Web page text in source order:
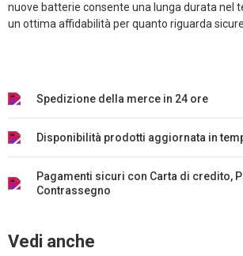
nuove batterie consente una lunga durata nel
un ottima affidabilità per quanto riguarda
Spedizione della merce in 24 ore
Disponibilità prodotti aggiornata in
Pagamenti sicuri con Carta di credito,
Contrassegno
Vedi anche